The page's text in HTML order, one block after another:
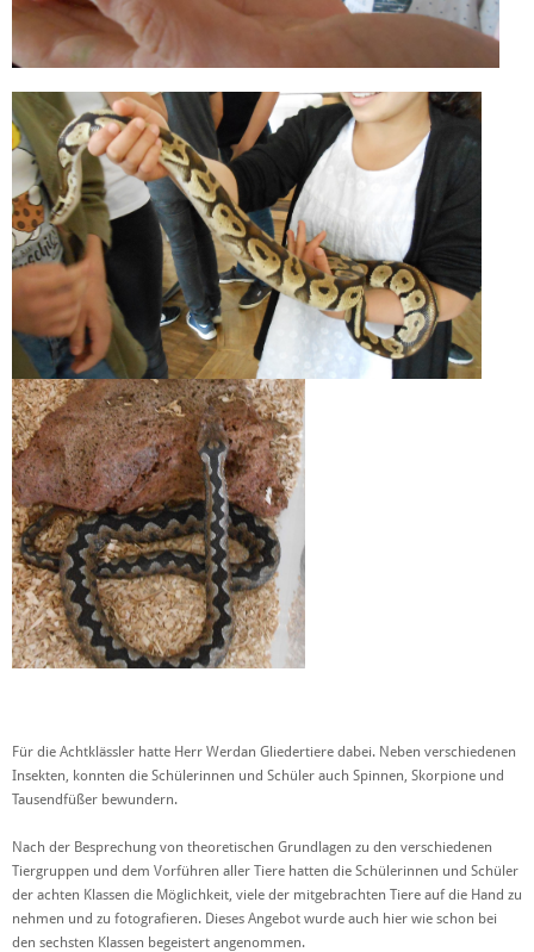
Für die Achtklässler hatte Herr Werdan Gliedertiere dabei. Neben verschiedenen
Insekten, konnten die Schülerinnen und Schüler auch Spinnen, Skorpione und
Tausendfüßer bewundern.
Nach der Besprechung von theoretischen Grundlagen zu den verschiedenen
Tiergruppen und dem Vorführen aller Tiere hatten die Schülerinnen und Schüler
der achten Klassen die Möglichkeit, viele der mitgebrachten Tiere auf die Hand zu
nehmen und zu fotografieren. Dieses Angebot wurde auch hier wie schon bei
den sechsten Klassen begeistert angenommen.